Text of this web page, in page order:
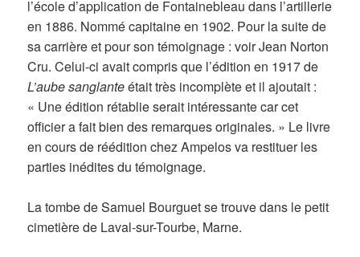
l’école d’application de Fontainebleau dans l’artillerie
en 1886. Nommé capitaine en 1902. Pour la suite de
sa carrière et pour son témoignage : voir Jean Norton
Cru. Celui-ci avait compris que l’édition en 1917 de
L’aube sanglanteétait très incomplète et il ajoutait :
« Une édition rétablie serait intéressante car cet
officier a fait bien des remarques originales. » Le livre
en cours de réédition chez Ampelos va restituer les
parties inédites du témoignage.
La tombe de Samuel Bourguet se trouve dans le petit
cimetière de Laval-sur-Tourbe, Marne.